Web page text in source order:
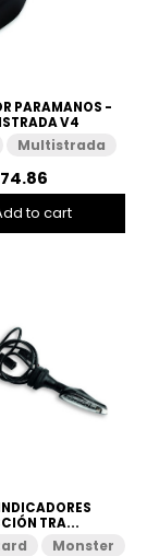
PARAMANOS -
V4
Multistrada
to cart
TRA...
Monster